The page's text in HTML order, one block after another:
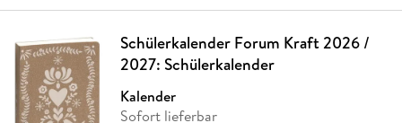
Schülerkalender Forum Kraft 2026 /
2027: Schülerkalender
Kalender
Sofort lieferbar